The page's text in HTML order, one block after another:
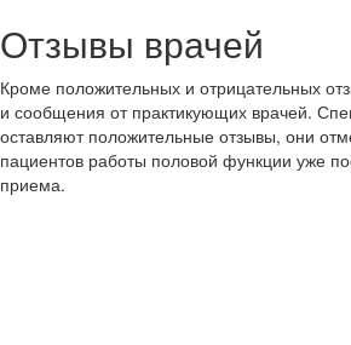
Отзывы врачей
Кроме положительных и отрицательных
и сообщения от практикующих врачей.
оставляют положительные отзывы, они
пациентов работы половой функции уже
приема.